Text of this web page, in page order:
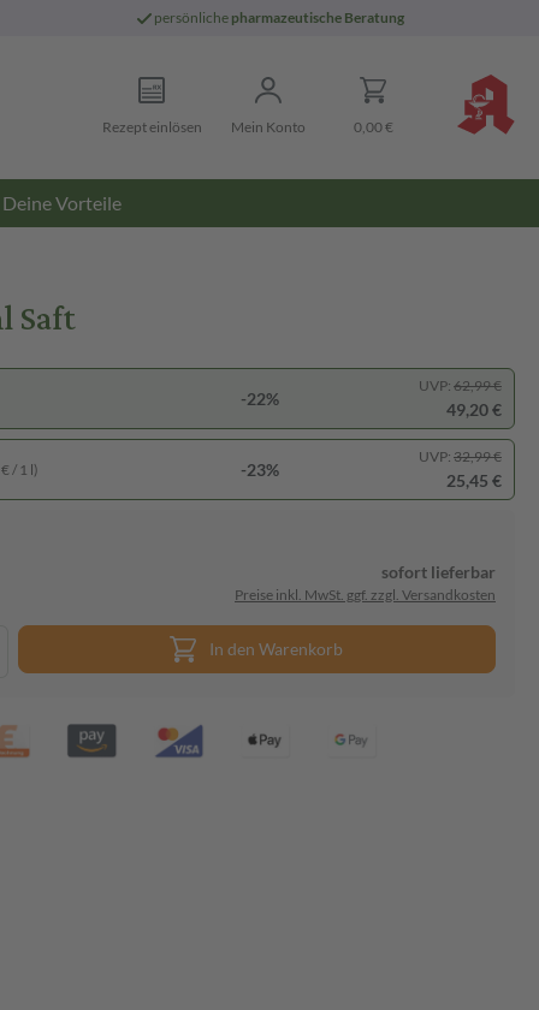
persönliche pharmazeutische Beratung
Rezept einlösen Mein Konto 0,00 €
Deine Vorteile
Saft
-22%
UVP: 62,99 €
49,20 €
/ 1 l) -23%
UVP: 32,99 €
25,45 €
sofort lieferbar
Preise inkl. MwSt. ggf. zzgl. Versandkosten
In den Warenkorb